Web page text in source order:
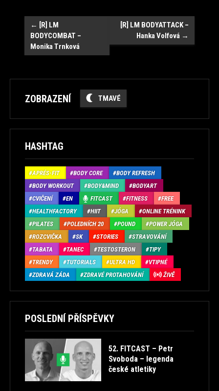
Navigace
← [R] LM
BODYCOMBAT –
Monika Trnková
[R] LM BODYATTACK –
Hanka Volfová →
ZOBRAZENÍ TMAVÉ
HASHTAG
APRÉS-FIT BODY CORE
BODY REFRESH
BODY WORKOUT
BODY&MIND
BODYART
CVIČENÍ
EN FITCAST FITNESS
FREE
HEALTHFACTORY
HIIT JÓGA
ONLINE TRÉNINK
PILATES
POLEDNÍCH 20 POUND
POWER JÓGA
ROZCVIČKA
SK STORIES
STRAVOVÁNÍ
TABATA
TANEC TESTOSTERON
TIPY
TRENDY
TUTORIALS ULTRA HD
VTIPNÉ
ZDRAVÁ ZÁDA
ZDRAVÉ PROTAHOVÁNÍ ŽIVĚ
POSLEDNÍ PŘÍSPĚVKY
52. FITCAST – Petr
Svoboda – legenda
české atletiky